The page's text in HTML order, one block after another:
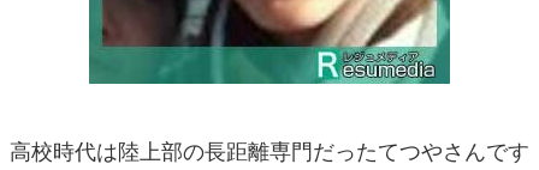
高校時代は陸上部の長距離専門だったてつやさんです